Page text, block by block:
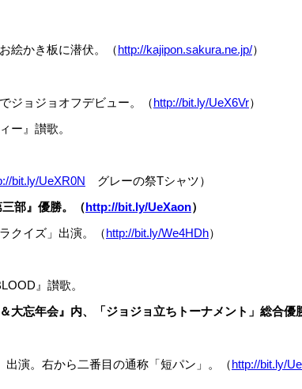
絵かき板に潜伏。（http://kajipon.sakura.ne.jp/）
ジョジョオフデビュー。（http://bit.ly/UeX6Vr）
ー』讃歌。
bit.ly/UeXR0N グレーの祭Tシャツ）
三部』優勝。（http://bit.ly/UeXaon）
クイズ」出演。（http://bit.ly/We4HDh）
』讃歌。
大忘年会』内、「ジョジョ立ちトーナメント」総合優
出演。右から二番目の通称「短パン」。（http://bit.ly/